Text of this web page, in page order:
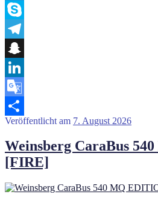
Viber
Skype
Telegram
Snapchat
LinkedIn
Google
Translate
Teilen
Veröffentlicht am 7. August 2026
Weinsberg CaraBus
[FIRE]